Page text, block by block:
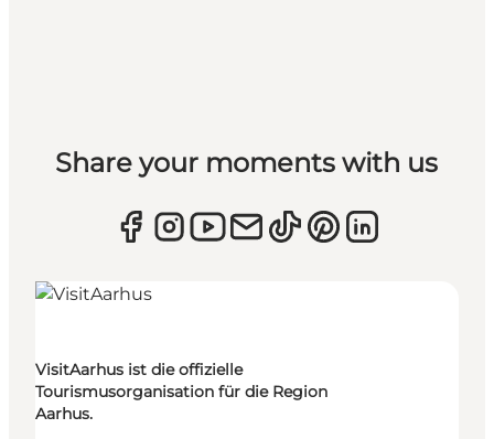
Share your moments with us
VisitAarhus ist die offizielle
Tourismusorganisation für die Region
Aarhus.